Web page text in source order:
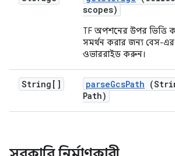
scopes)
TF অপশনের উপর ভিত্তি
সমর্থন করার জন্য বেস-এর
ওভাররাইড করুন।
String[] parseGcsPath
Path)